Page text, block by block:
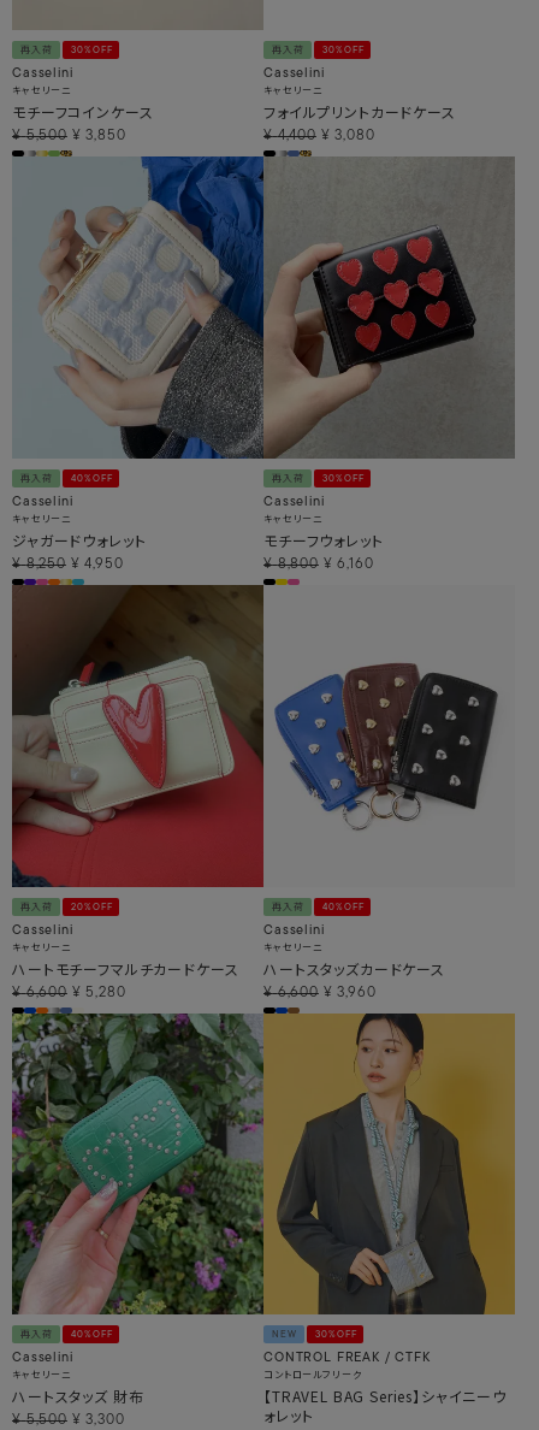
再入荷 30%OFF
Casselini
キャセリーニ
モチーフコインケース
¥ 5,500 ¥ 3,850
再入荷 30%OFF
Casselini
キャセリーニ
フォイルプリントカードケース
¥ 4,400 ¥ 3,080
再入荷 40%OFF
Casselini
キャセリーニ
ジャガードウォレット
¥ 8,250 ¥ 4,950
再入荷 30%OFF
Casselini
キャセリーニ
モチーフウォレット
¥ 8,800 ¥ 6,160
再入荷 20%OFF
Casselini
キャセリーニ
ハートモチーフマルチカードケース
¥ 6,600 ¥ 5,280
再入荷 40%OFF
Casselini
キャセリーニ
ハートスタッズカードケース
¥ 6,600 ¥ 3,960
再入荷 40%OFF
Casselini
キャセリーニ
ハートスタッズ 財布
¥ 5,500 ¥ 3,300
NEW 30%OFF
CONTROL FREAK / CTFK
コントロールフリーク
【TRAVEL BAG Series】シャイニーウ
ォレット